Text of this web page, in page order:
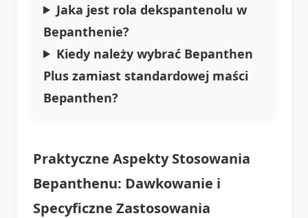
Jaka jest rola dekspantenolu w
Bepanthenie?
Kiedy należy wybrać Bepanthen
Plus zamiast standardowej maści
Bepanthen?
Praktyczne Aspekty Stosowania
Bepanthenu: Dawkowanie i
Specyficzne Zastosowania